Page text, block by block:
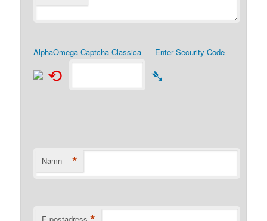
AlphaOmega Captcha Classica – Enter Security Code
⟲ ➴
Namn *